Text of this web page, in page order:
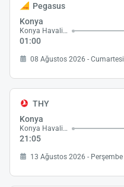
Pegasus
Konya
Konya Havalimanı
01:00
08 Ağustos 2026 - Cumartesi
THY
Konya
Konya Havalimanı
21:05
13 Ağustos 2026 - Perşembe